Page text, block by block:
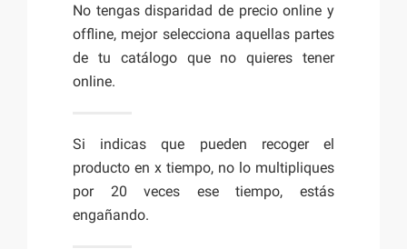
No tengas disparidad de precio online y
offline, mejor selecciona aquellas partes
de tu catálogo que no quieres tener
online.
Si indicas que pueden recoger el
producto en x tiempo, no lo multipliques
por 20 veces ese tiempo, estás
engañando.